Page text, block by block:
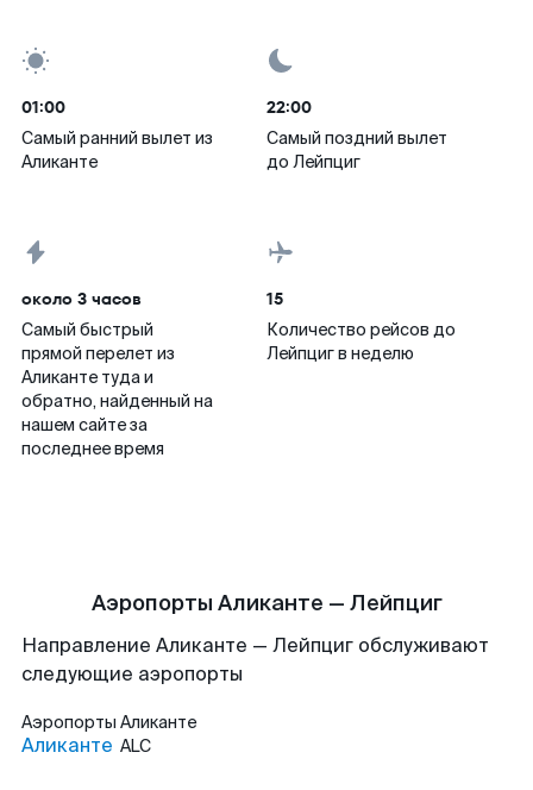
01:00
Самый ранний вылет из
Аликанте
22:00
Самый поздний вылет
до Лейпциг
около 3 часов
Самый быстрый
прямой перелет из
Аликанте туда и
обратно, найденный на
нашем сайте за
последнее время
15
Количество рейсов до
Лейпциг в неделю
Аэропорты Аликанте — Лейпциг
Направление Аликанте — Лейпциг обслуживают
следующие аэропорты
Аэропорты Аликанте
Аликанте ALC